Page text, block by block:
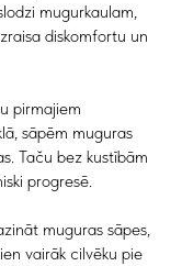
mugurkaulam,
diskomfortu un
pirmajiem
sāpēm muguras
Taču bez kustībām
progresē.
muguras sāpes,
vairāk cilvēku pie